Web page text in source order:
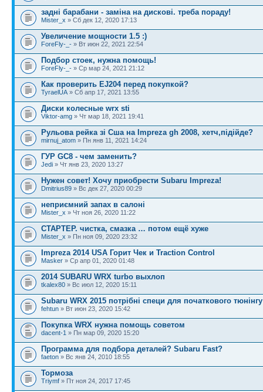
задні барабани - заміна на дискові. треба пораду!
Mister_x » Сб дек 12, 2020 17:13
Увеличение мощности 1.5 :)
ForeFly-_- » Вт июн 22, 2021 22:54
Подбор стоек, нужна помощь!
ForeFly-_- » Ср мар 24, 2021 21:12
Как проверить EJ204 перед покупкой?
TyraelUA » Сб апр 17, 2021 13:55
Диски колесные wrx sti
Viktor-amg » Чт мар 18, 2021 19:41
Рульова рейка зі Сша на Impreza gh 2008, хетч,підійде?
mirnuj_atom » Пн янв 11, 2021 14:24
ГУР GC8 - чем заменить?
Jedi » Чт янв 23, 2020 13:27
Нужен совет! Хочу приобрести Subaru Impreza!
Dmitrius89 » Вс дек 27, 2020 00:29
неприємний запах в салоні
Mister_x » Чт ноя 26, 2020 11:22
СТАРТЕР. чистка, смазка … потом ещё хуже
Mister_x » Пн ноя 09, 2020 23:32
Impreza 2014 USA Горит Чек и Traction Control
Masker » Ср апр 01, 2020 01:48
2014 SUBARU WRX turbo выхлоп
tkalex80 » Вс июл 12, 2020 15:11
Subaru WRX 2015 потрібні специ для початкового тюнінгу
fehtun » Вт июн 23, 2020 15:42
Покупка WRX нужна помощь советом
dacent-1 » Пн мар 09, 2020 15:20
Программа для подбора деталей? Subaru Fast?
faeton » Вс янв 24, 2010 18:55
Тормоза
Triymf » Пт ноя 24, 2017 17:45